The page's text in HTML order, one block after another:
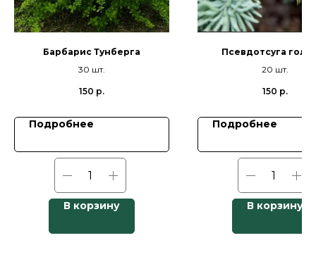
Барбарис Тунберга
30 шт.
150 р.
Подробнее
В корзину
Псевдотсуга
20 шт.
150 р.
Подробнее
В корзину